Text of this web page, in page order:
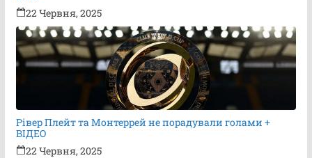
22 Червня, 2025
Рівер Плейт та Монтеррей не порадували голами +
ВІДЕО
22 Червня, 2025